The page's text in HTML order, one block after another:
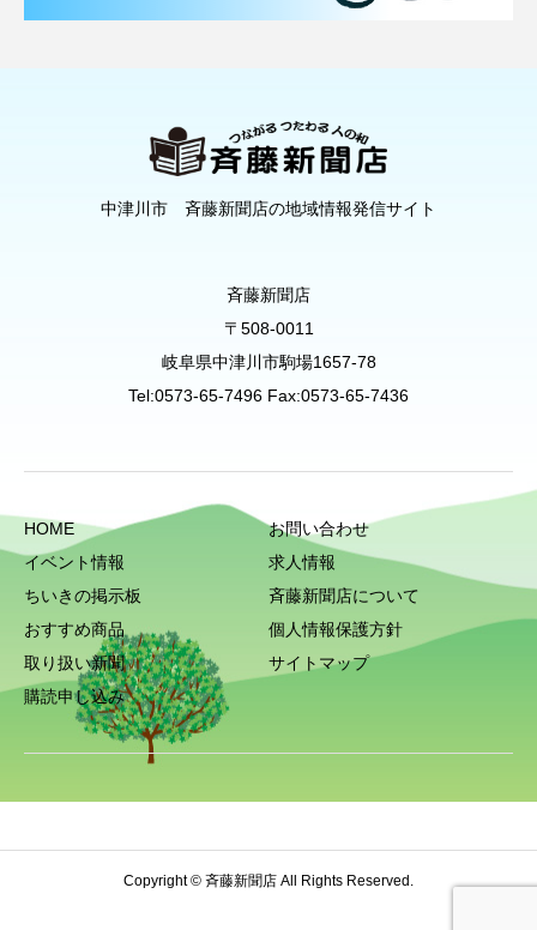
中津川市 斉藤新聞店の地域情報発信サイト
斉藤新聞店
〒508-0011
岐阜県中津川市駒場1657-78
Tel:0573-65-7496 Fax:0573-65-7436
HOME
イベント情報
ちいきの掲示板
おすすめ商品
取り扱い新聞
購読申し込み
お問い合わせ
求人情報
斉藤新聞店について
個人情報保護方針
サイトマップ
Copyright © 斉藤新聞店 All Rights Reserved.